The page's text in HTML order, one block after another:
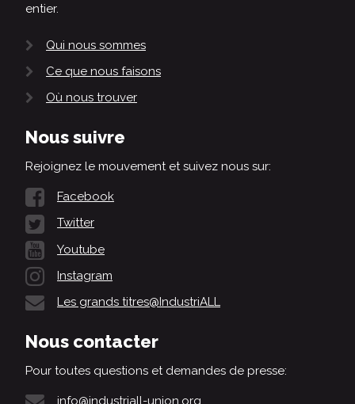
entier.
Qui nous sommes
Ce que nous faisons
Où nous trouver
Nous suivre
Rejoignez le mouvement et suivez nous sur:
Facebook
Twitter
Youtube
Instagram
Les grands titres@IndustriALL
Nous contacter
Pour toutes questions et demandes de presse:
info@industriall-union.org